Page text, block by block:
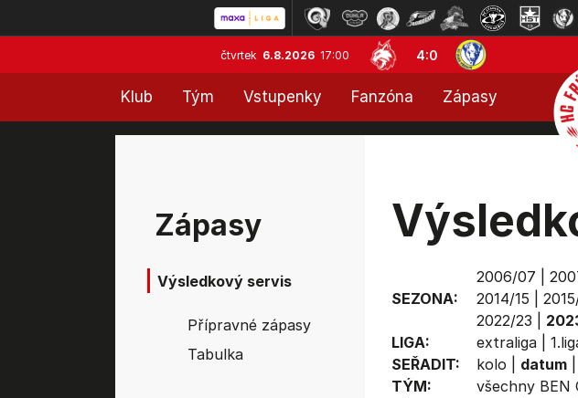
čtvrtek 6.8.2026 17:00 4:0
Klub Tým Vstupenky Fanzóna Zápasy
Zápasy
Výsledkový servis
Přípravné zápasy
Tabulka
SEZONA:
2006/07
2014/15
2022/23
LIGA:
extraliga|
SEŘADIT:
kolo datum
TÝM:
všechny BEN